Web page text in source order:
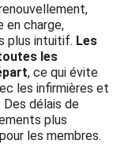
en charge,
plus intuitif. Les
les
, ce qui évite
les infirmières et
délais de
plus
les membres.